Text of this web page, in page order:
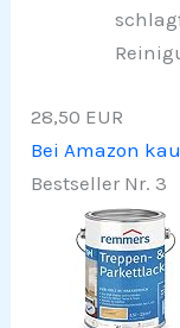
28,50 EUR
Bei Amazon
Bestseller Nr. 3